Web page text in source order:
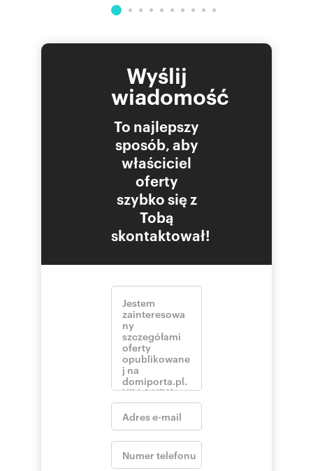
Wyślij
wiadomość
To najlepszy
sposób, aby
właściciel
oferty
szybko się z
Tobą
skontaktował!